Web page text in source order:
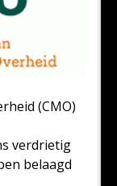
(CMO)
verdrietig
belaagd